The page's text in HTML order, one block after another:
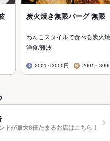
炭火焼き無限バーグ 無限
わんこスタイルで食べる炭火
洋食/難波
2001～3000円 2001～
トが最大8倍たまるお店はこちら！